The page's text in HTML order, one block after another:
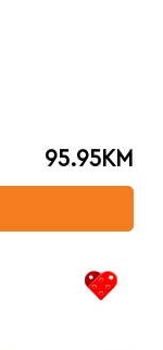
95.95KM